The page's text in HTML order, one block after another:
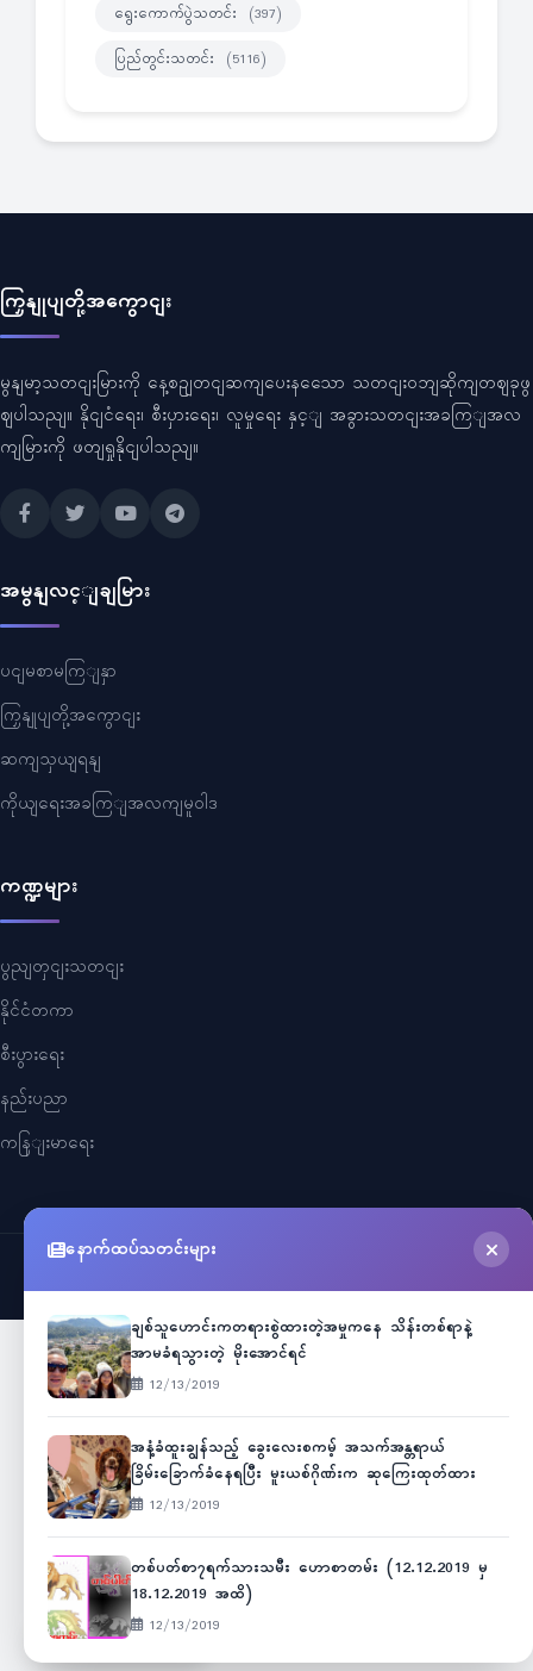
ရွေးကောက်ပွဲသတင်း (397)
ပြည်တွင်းသတင်း (5116)
ကြှနျုပျတို့အကွောငျး
မွနျမာ့သတငျးမြားကို နေ့စဥျတငျဆကျပေးနသေော သတငျးဝဘျဆိုကျတဈခုဖွ
ဈပါသညျ။ နိုငျငံရေး၊ စီးပှားရေး၊ လူမှုရေး နှင့ျ အခွားသတငျးအခကြျအလ
ကျမြားကို ဖတျရှုနိုငျပါသညျ။
အမွနျလင့ျချမြား
ပငျမစာမကြျနှာ
ကြှနျုပျတို့အကွောငျး
ဆကျသှယျရနျ
ကိုယျရေးအခကြျအလကျမူဝါဒ
ကဏ္ဍများ
ပွညျတှငျးသတငျး
နိုင်ငံတကာ
စီးပွားရေး
နည်းပညာ
ကနြျးမာရေး
နောက်ထပ်သတင်းများ
ချစ်သူဟောင်းကတရားစွဲထားတဲ့အမှုကနေ သိန်းတစ်ရာနဲ့
အာမခံရသွားတဲ့ မိုးအောင်ရင်
12/13/2019
အနံ့ခံထူးချွန်သည့် ခွေးလေးစကမ့် အသက်အန္တရာယ်
ခြိမ်းခြောက်ခံနေရပြီး မူးယစ်ဂိုဏ်းက ဆုကြေးထုတ်ထား
12/13/2019
တစ်ပတ်စာ၇ရက်သားသမီး ဟောစာတမ်း (12.12.2019 မှ
18.12.2019 အထိ)
12/13/2019
Unicode ဇော်ဂျီ